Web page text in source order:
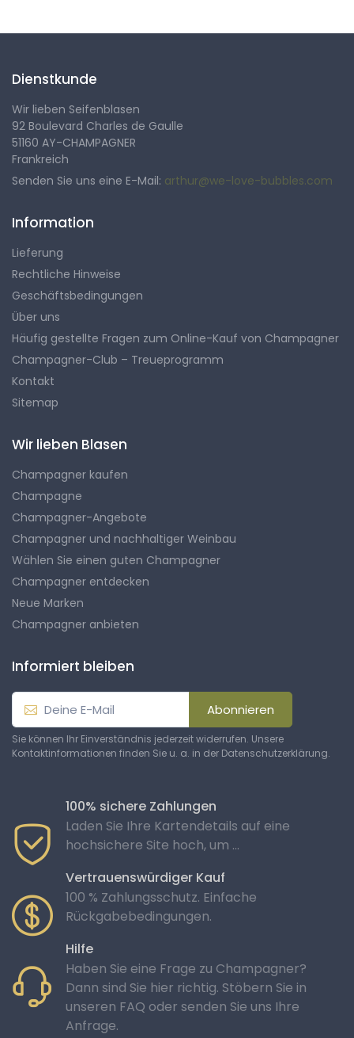
Dienstkunde
Wir lieben Seifenblasen
92 Boulevard Charles de Gaulle
51160 AY-CHAMPAGNER
Frankreich
Senden Sie uns eine E-Mail: arthur@we-love-bubbles.com
Information
Lieferung
Rechtliche Hinweise
Geschäftsbedingungen
Über uns
Häufig gestellte Fragen zum Online-Kauf von Champagner
Champagner-Club – Treueprogramm
Kontakt
Sitemap
Wir lieben Blasen
Champagner kaufen
Champagne
Champagner-Angebote
Champagner und nachhaltiger Weinbau
Wählen Sie einen guten Champagner
Champagner entdecken
Neue Marken
Champagner anbieten
Informiert bleiben
Abonnieren
Sie können Ihr Einverständnis jederzeit widerrufen. Unsere
Kontaktinformationen finden Sie u. a. in der Datenschutzerklärung.
100% sichere Zahlungen
Laden Sie Ihre Kartendetails auf eine
hochsichere Site hoch, um ...
Vertrauenswürdiger Kauf
100 % Zahlungsschutz. Einfache
Rückgabebedingungen.
Hilfe
Haben Sie eine Frage zu Champagner?
Dann sind Sie hier richtig. Stöbern Sie in
unseren FAQ oder senden Sie uns Ihre
Anfrage.